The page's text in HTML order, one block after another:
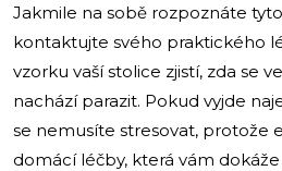
Jakmile na sobě rozpoznáte
kontaktujte svého praktického
vzorku vaší stolice zjistí, zda se
nachází parazit. Pokud vyjde
se nemusíte stresovat, protože
domácí léčby, která vám